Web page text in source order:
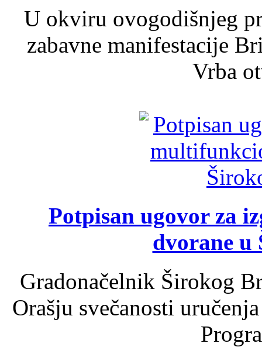
U okviru ovogodišnjeg
zabavne manifestacije
Vrba
Potpisan ugovor za
dvorane u
Gradonačelnik Širokog
Orašju svečanosti